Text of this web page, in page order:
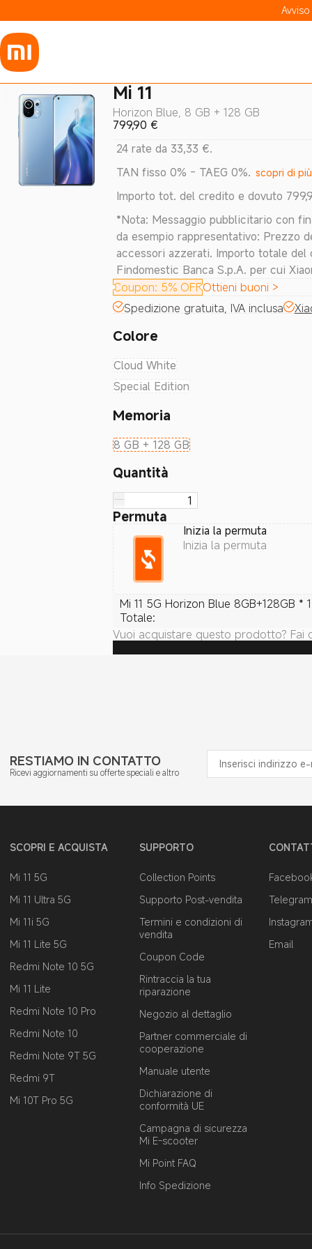
Mi 11
Horizon Blue, 8 GB + 128 GB
799,90 €
24 rate da 33,33 €.
TAN fisso 0% - TAEG 0%. scopri di più
Importo tot. del credito e dovuto
*Nota: Messaggio pubblicitario con
da esempio rappresentativo: Prezzo
accessori azzerati. Importo totale del
Findomestic Banca S.p.A. per cui
Coupon: 5% OFFOttieni buoni >
Spedizione gratuita, IVA inclusa
Colore
Cloud White
Special Edition
Memoria
8 GB + 128 GB
Quantità
Permuta
Inizia la permuta
Inizia la permuta
Mi 11 5G Horizon Blue 8GB+128GB * 1
Totale:
Vuoi acquistare questo prodotto? Fai
RESTIAMO IN CONTATTO
Ricevi aggiornamenti su offerte speciali e altro
SCOPRI E ACQUISTA
Mi 11 5G
Mi 11 Ultra 5G
Mi 11i 5G
Mi 11 Lite 5G
Redmi Note 10 5G
Mi 11 Lite
Redmi Note 10 Pro
Redmi Note 10
Redmi Note 9T 5G
Redmi 9T
Mi 10T Pro 5G
SUPPORTO
Collection Points
Supporto Post-vendita
Termini e condizioni di
vendita
Coupon Code
Rintraccia la tua
riparazione
Negozio al dettaglio
Partner commerciale di
cooperazione
Manuale utente
Dichiarazione di
conformità UE
Campagna di sicurezza
Mi E-scooter
Mi Point FAQ
Info Spedizione
Telegram
Email